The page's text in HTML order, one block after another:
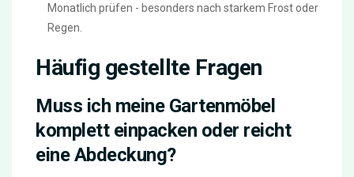
Monatlich prüfen - besonders nach starkem Frost oder
Regen.
Häufig gestellte Fragen
Muss ich meine Gartenmöbel
komplett einpacken oder reicht
eine Abdeckung?